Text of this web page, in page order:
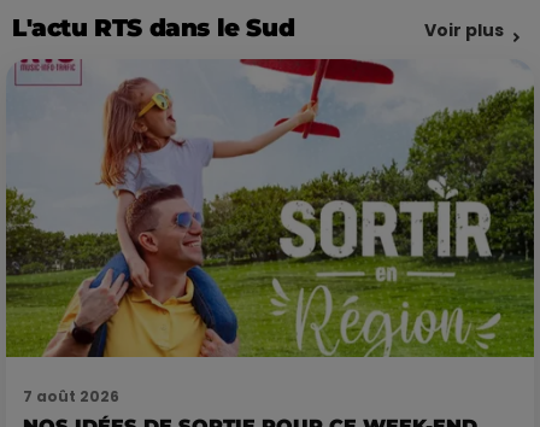
L'actu RTS dans le Sud Voir plus
7 août 2026